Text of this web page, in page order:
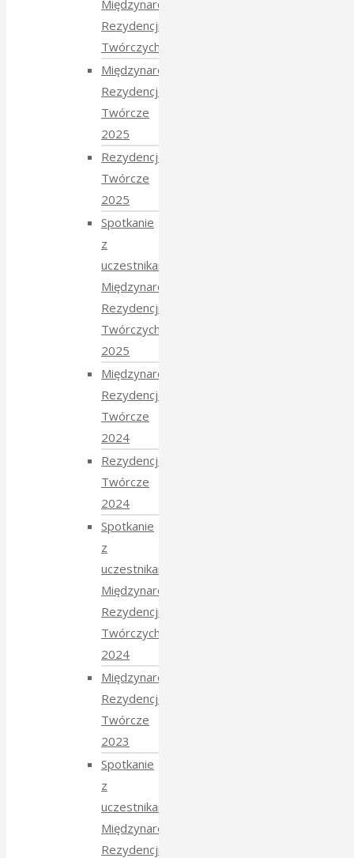
Międzynarodowych
Rezydencji
Twórczych 2026
Międzynarodowe
Rezydencje
Twórcze
2025
Rezydencje
Twórcze
2025
Spotkanie
z
uczestnikami
Międzynarodowych
Rezydencji
Twórczych
2025
Międzynarodowe
Rezydencje
Twórcze
2024
Rezydencje
Twórcze
2024
Spotkanie
z
uczestnikami
Międzynarodowych
Rezydencji
Twórczych
2024
Międzynarodowe
Rezydencje
Twórcze
2023
Spotkanie
z
uczestnikami
Międzynarodowych
Rezydencji